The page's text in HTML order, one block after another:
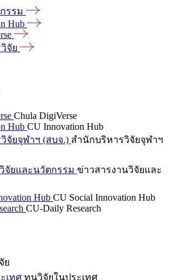
รรม
Hub
จัย
Chula DigiVerse
Hub CU Innovation Hub
จัยจุฬาฯ (สบจ.) สำนักบริหารวิจัยจุฬาฯ
จัยและนวัตกรรม ข่าวสารงานวิจัยและ
Hub CU Social Innovation Hub
CU-Daily Research
ย
เทศ ทุนวิจัยในประเทศ